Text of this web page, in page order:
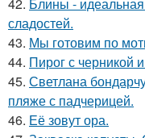
сладостей.
43. Мы готовим по
44. Пирог с черникой
45. Светлана
пляже с падчерицей.
46. Её зовут ора.